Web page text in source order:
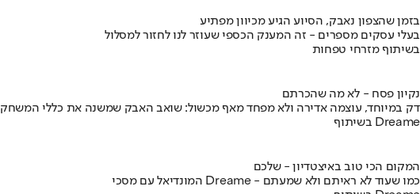
בזמן שהצפון נאבק, הסיוע הגיע מכיוון מפתיע
בעלי עסקים מספרים - זה המענק הכספי שעוזר לנו לחזור למסלול
בשיתוף מזרחי טפחות
נקיון פסח - לא מה שהכרתם
דק במיוחד, עוצמה אדירה ולא מפחד מאף מכשול: שואב האבק שמשנה את כללי המשחק
בשיתוף Dreame
המקום הכי טוב באיצטדיון - שלכם
המונדיאל עם מסכי Dreame - כמו שעוד לא ראיתם ולא שמעתם